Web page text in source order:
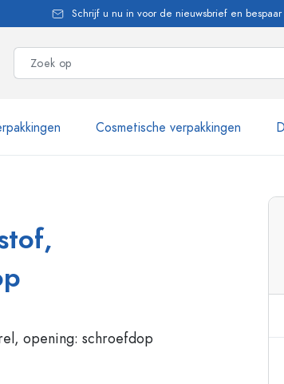
Schrijf u nu in voor de nieuwsbrief en bespaar
Cosmetische verpakkingen
Glazen flessen 500 ml